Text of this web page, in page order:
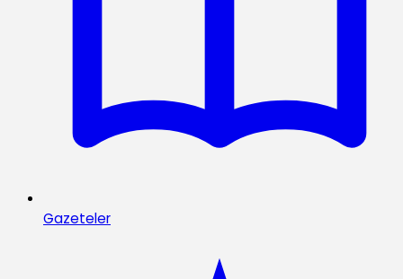
Gazeteler